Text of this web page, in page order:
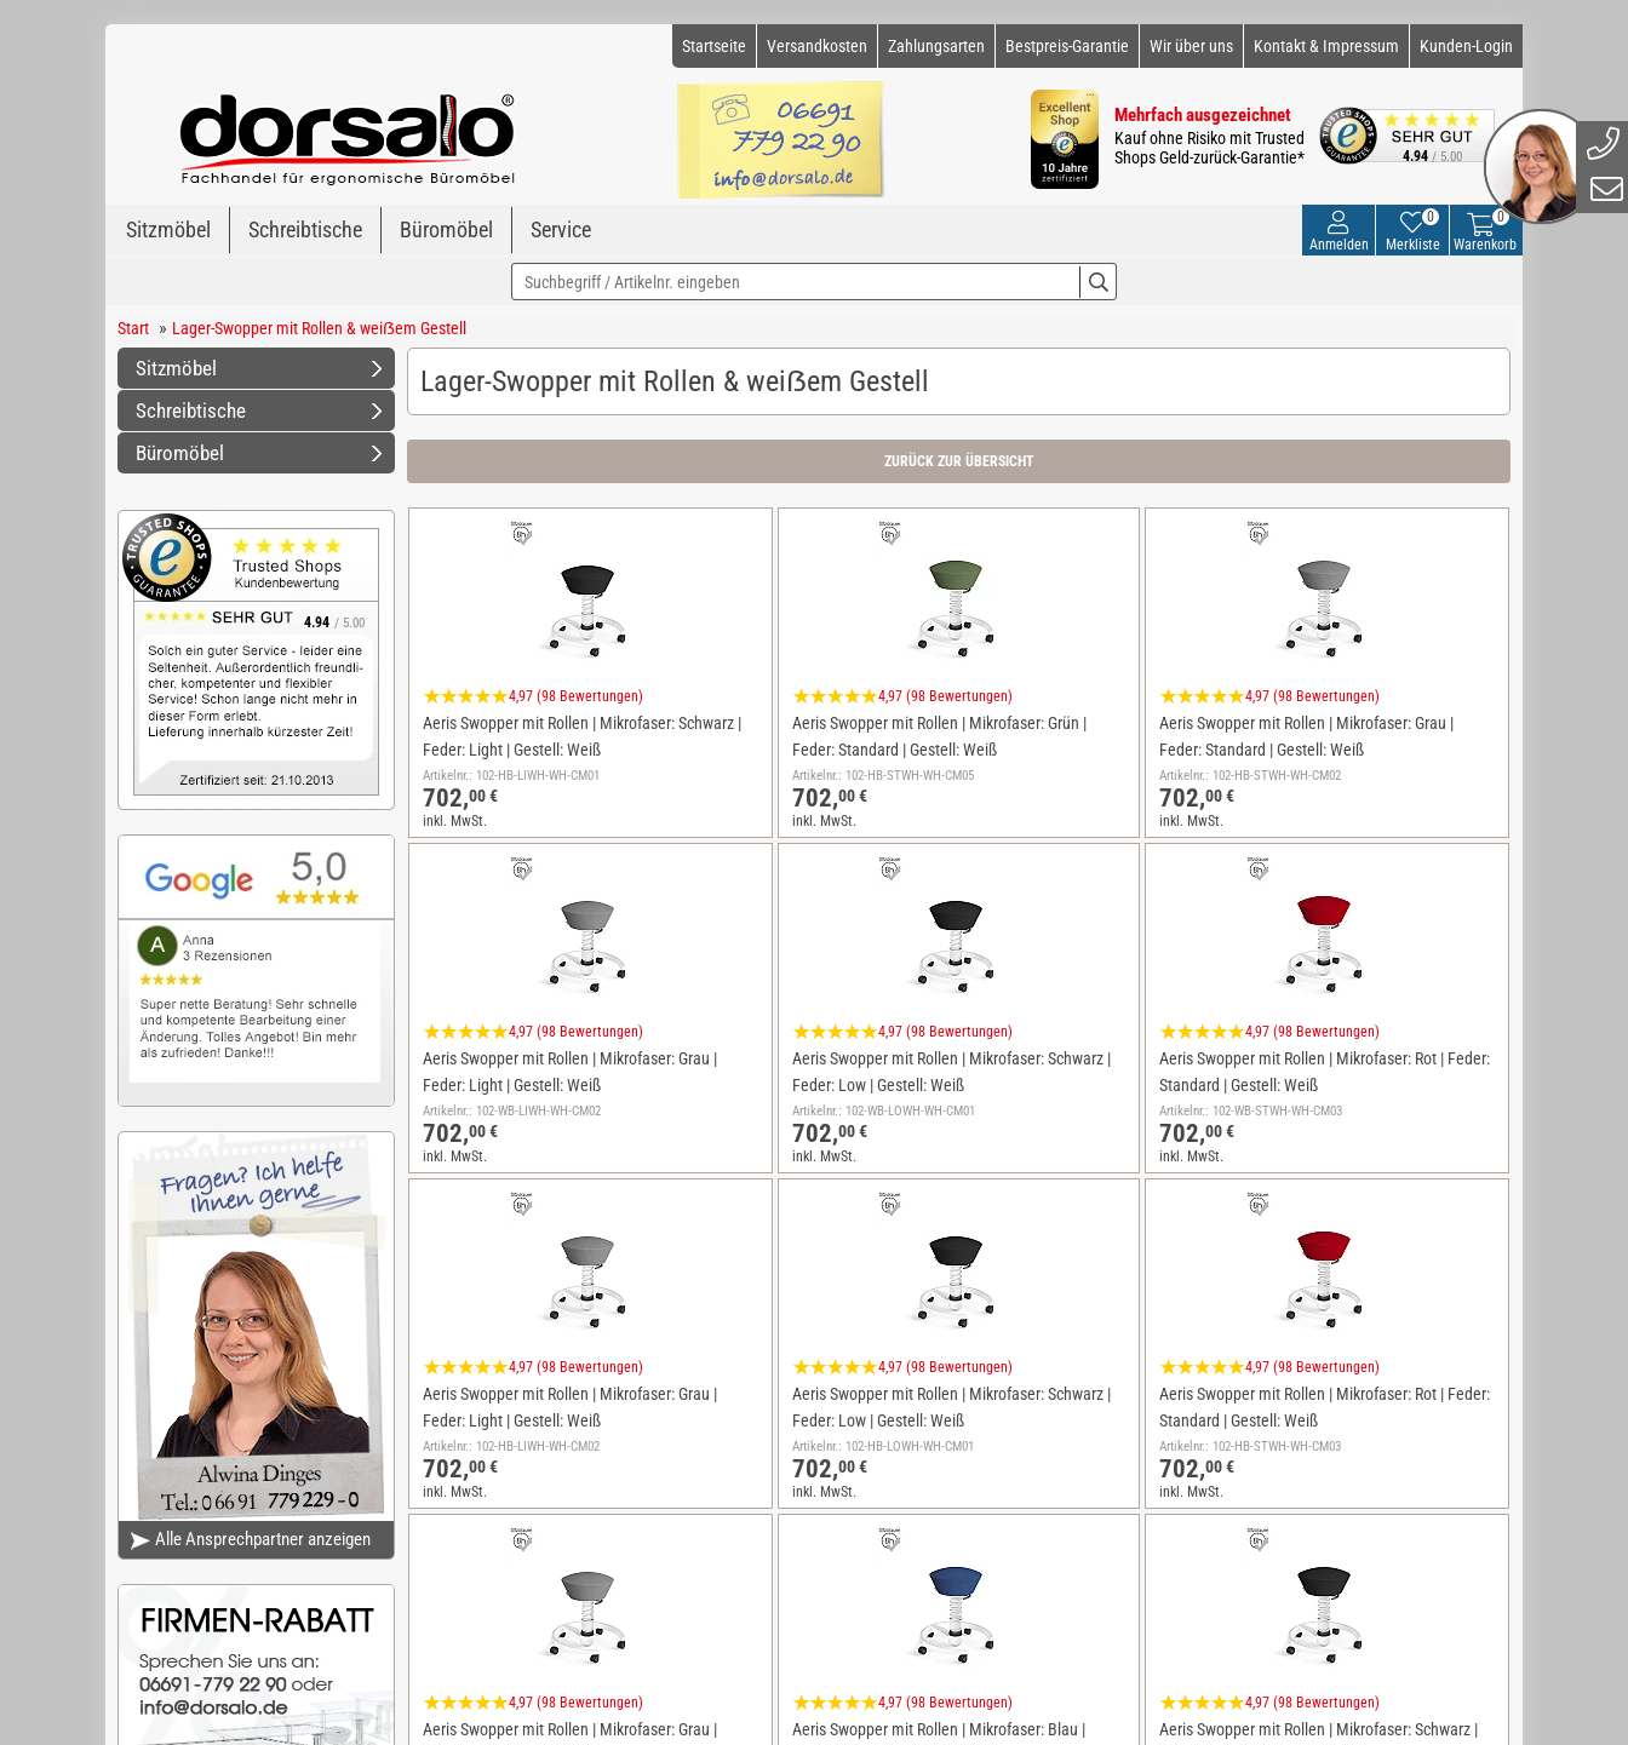
Startseite Versandkosten Zahlungsarten Bestpreis-Garantie Wir über uns Kontakt & Impressum Kunden-Login
Mehrfach ausgezeichnet
Kauf ohne Risiko mit Trusted
Shops Geld-zurück-Garantie*
4.94 / 5.00
Sitzmöbel Schreibtische Büromöbel Service
0
Warenkorb
Merkliste
0
Anmelden
Start » Lager-Swopper mit Rollen & weiẞem Gestell
Sitzmöbel
Schreibtische
Büromöbel
4.94 / 5.00
Alle Ansprechpartner anzeigen
Lager-Swopper mit Rollen & weiẞem Gestell
ZURÜCK ZUR ÜBERSICHT
4,97 (98 Bewertungen)
Aeris Swopper mit Rollen | Mikrofaser: Schwarz |
Feder: Light | Gestell: Weiß
Artikelnr.: 102-HB-LIWH-WH-CM01
702,00 €
inkl. MwSt.
4,97 (98 Bewertungen)
Aeris Swopper mit Rollen | Mikrofaser: Grün |
Feder: Standard | Gestell: Weiß
Artikelnr.: 102-HB-STWH-WH-CM05
702,00 €
inkl. MwSt.
4,97 (98 Bewertungen)
Aeris Swopper mit Rollen | Mikrofaser: Grau |
Feder: Standard | Gestell: Weiß
Artikelnr.: 102-HB-STWH-WH-CM02
702,00 €
inkl. MwSt.
4,97 (98 Bewertungen)
Aeris Swopper mit Rollen | Mikrofaser: Grau |
Feder: Light | Gestell: Weiß
Artikelnr.: 102-WB-LIWH-WH-CM02
702,00 €
inkl. MwSt.
4,97 (98 Bewertungen)
Aeris Swopper mit Rollen | Mikrofaser: Schwarz |
Feder: Low | Gestell: Weiß
Artikelnr.: 102-WB-LOWH-WH-CM01
702,00 €
inkl. MwSt.
4,97 (98 Bewertungen)
Aeris Swopper mit Rollen | Mikrofaser: Rot | Feder:
Standard | Gestell: Weiß
Artikelnr.: 102-WB-STWH-WH-CM03
702,00 €
inkl. MwSt.
4,97 (98 Bewertungen)
Aeris Swopper mit Rollen | Mikrofaser: Grau |
Feder: Light | Gestell: Weiß
Artikelnr.: 102-HB-LIWH-WH-CM02
702,00 €
inkl. MwSt.
4,97 (98 Bewertungen)
Aeris Swopper mit Rollen | Mikrofaser: Schwarz |
Feder: Low | Gestell: Weiß
Artikelnr.: 102-HB-LOWH-WH-CM01
702,00 €
inkl. MwSt.
4,97 (98 Bewertungen)
Aeris Swopper mit Rollen | Mikrofaser: Rot | Feder:
Standard | Gestell: Weiß
Artikelnr.: 102-HB-STWH-WH-CM03
702,00 €
inkl. MwSt.
4,97 (98 Bewertungen)
Aeris Swopper mit Rollen | Mikrofaser: Grau |
4,97 (98 Bewertungen)
Aeris Swopper mit Rollen | Mikrofaser: Blau |
4,97 (98 Bewertungen)
Aeris Swopper mit Rollen | Mikrofaser: Schwarz |